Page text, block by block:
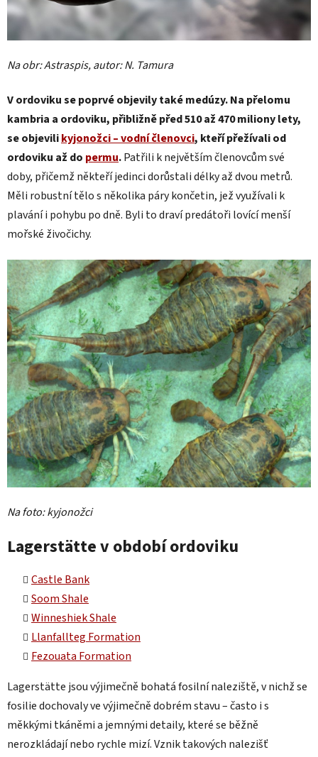
Na obr: Astraspis, autor: N. Tamura
V ordoviku se poprvé objevily také medúzy. Na přelomu
kambria a ordoviku, přibližně před 510 až 470 miliony lety,
se objevilikyjonožci – vodní členovci, kteří přežívali od
ordoviku až do permu.Patřili k největším členovcům své
doby, přičemž někteří jedinci dorůstali délky až dvou metrů.
Měli robustní tělo s několika páry končetin, jež využívali k
plavání i pohybu po dně. Byli to draví predátoři lovící menší
mořské živočichy.
Na foto: kyjonožci
Lagerstätte v období ordoviku
Castle Bank
Soom Shale
Winneshiek Shale
Llanfallteg Formation
Fezouata Formation
Lagerstätte jsou výjimečně bohatá fosilní naleziště, v nichž se
fosilie dochovaly ve výjimečně dobrém stavu – často i s
měkkými tkáněmi a jemnými detaily, které se běžně
nerozkládají nebo rychle mizí. Vznik takových nalezišť